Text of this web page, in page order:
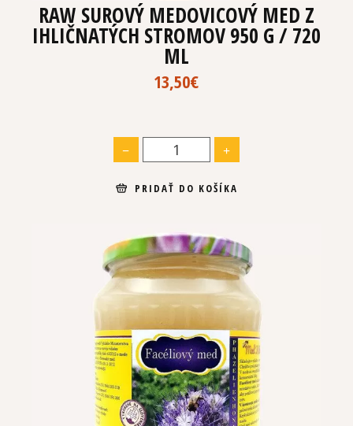
RAW SUROVÝ MEDOVICOVÝ MED Z
IHLIČNATÝCH STROMOV 950 G / 720
ML
13,50€
PRIDAŤ DO KOŠÍKA